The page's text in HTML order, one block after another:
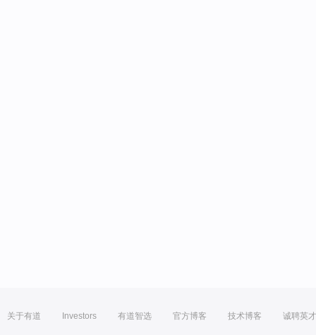
关于有道 Investors 有道智选 官方博客 技术博客 诚聘英才